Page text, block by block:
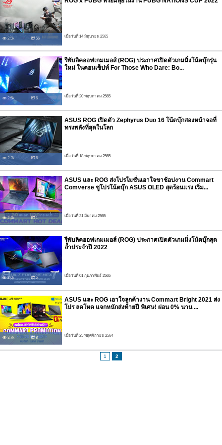
2.5k 56 เมื่อวันที่ 14 มิถุนายน 2565
2.5k 6
รีพับลิคออฟเกมเมอส์ (ROG) ประกาศเปิดตัวเกมมิ่งโน้ตบุ๊กรุ่น
ใหม่ ในคอนเซ็ปท์ For Those Who Dare: Bo...
เมื่อวันที่ 20 พฤษภาคม 2565
2.2k 6
ASUS ROG เปิดตัว Zephyrus Duo 16 โน้ตบุ๊กสองหน้าจอที่
ทรงพลังที่สุดในโลก
เมื่อวันที่ 18 พฤษภาคม 2565
2.4k 1
ASUS และ ROG ส่งโปรโมชั่นเอาใจขาช้อปงาน Commart
Comverse ชูโปรโน้ตบุ๊ก ASUS OLED สุดร้อนแรง เริ่ม...
เมื่อวันที่ 31 มีนาคม 2565
2.0k 5
รีพับลิคออฟเกมเมอส์ (ROG) ประกาศเปิดตัวเกมมิ่งโน้ตบุ๊กสุด
ล้ำประจำปี 2022
เมื่อวันที่ 01 กุมภาพันธ์ 2565
3.7k 8
ASUS และ ROG เอาใจลูกค้างาน Commart Bright 2021 ส่ง
โปร ลดโหด แจกหนักส่งท้ายปี พิเศษ! ผ่อน 0% นาน ...
เมื่อวันที่ 25 พฤศจิกายน 2564
1 2